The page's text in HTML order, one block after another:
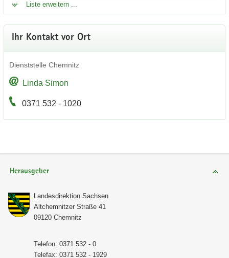
Liste er­wei­tern ...
Ihr Kon­takt vor Ort
Dienst­stel­le Chem­nitz
Linda Simon
0371 532 - 1020
Herausgeber
Lan­des­di­rek­ti­on Sach­sen
Alt­chem­nit­zer Stra­ße 41
09120 Chem­nitz
Te­le­fon: 0371 532 - 0
Te­le­fax: 0371 532 - 1929